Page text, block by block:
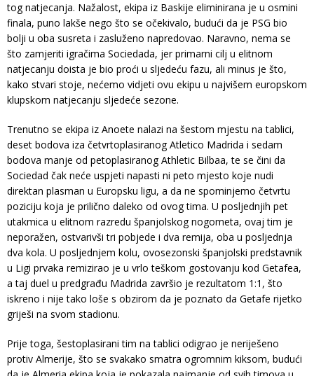
tog natjecanja. Nažalost, ekipa iz Baskije eliminirana je u osmini
finala, puno lakše nego što se očekivalo, budući da je PSG bio
bolji u oba susreta i zasluženo napredovao. Naravno, nema se
što zamjeriti igračima Sociedada, jer primarni cilj u elitnom
natjecanju doista je bio proći u sljedeću fazu, ali minus je što,
kako stvari stoje, nećemo vidjeti ovu ekipu u najvišem europskom
klupskom natjecanju sljedeće sezone.
Trenutno se ekipa iz Anoete nalazi na šestom mjestu na tablici,
deset bodova iza četvrtoplasiranog Atletico Madrida i sedam
bodova manje od petoplasiranog Athletic Bilbaa, te se čini da
Sociedad čak neće uspjeti napasti ni peto mjesto koje nudi
direktan plasman u Europsku ligu, a da ne spominjemo četvrtu
poziciju koja je prilično daleko od ovog tima. U posljednjih pet
utakmica u elitnom razredu španjolskog nogometa, ovaj tim je
neporažen, ostvarivši tri pobjede i dva remija, oba u posljednja
dva kola. U posljednjem kolu, ovosezonski španjolski predstavnik
u Ligi prvaka remizirao je u vrlo teškom gostovanju kod Getafea,
a taj duel u predgrađu Madrida završio je rezultatom 1:1, što
iskreno i nije tako loše s obzirom da je poznato da Getafe rijetko
griješi na svom stadionu.
Prije toga, šestoplasirani tim na tablici odigrao je neriješeno
protiv Almerije, što se svakako smatra ogromnim kiksom, budući